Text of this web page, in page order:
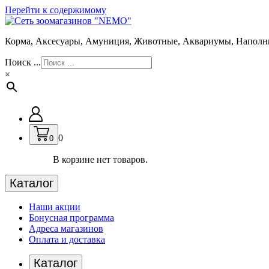
Перейти к содержимому
Корма, Аксесуары, Амуниция, Животные, Аквариумы,
Поиск ...
×
0 0
В корзине нет товаров.
Каталог
Наши акции
Бонусная программа
Адреса магазинов
Оплата и доставка
Каталог